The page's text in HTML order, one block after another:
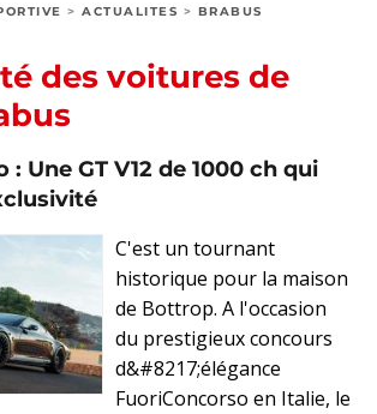
> ACTUALITES > BRABUS
des voitures de
: Une GT V12 de 1000 ch qui
C'est un tournant
historique pour la maison
de Bottrop. A l'occasion
du prestigieux concours
d&#8217;élégance
FuoriConcorso en Italie, le